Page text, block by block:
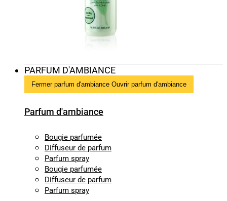
PARFUM D'AMBIANCE
Fermer parfum d'ambiance Ouvrir parfum d'ambiance
Parfum d'ambiance
Bougie parfumée
Diffuseur de parfum
Parfum spray
Bougie parfumée
Diffuseur de parfum
Parfum spray